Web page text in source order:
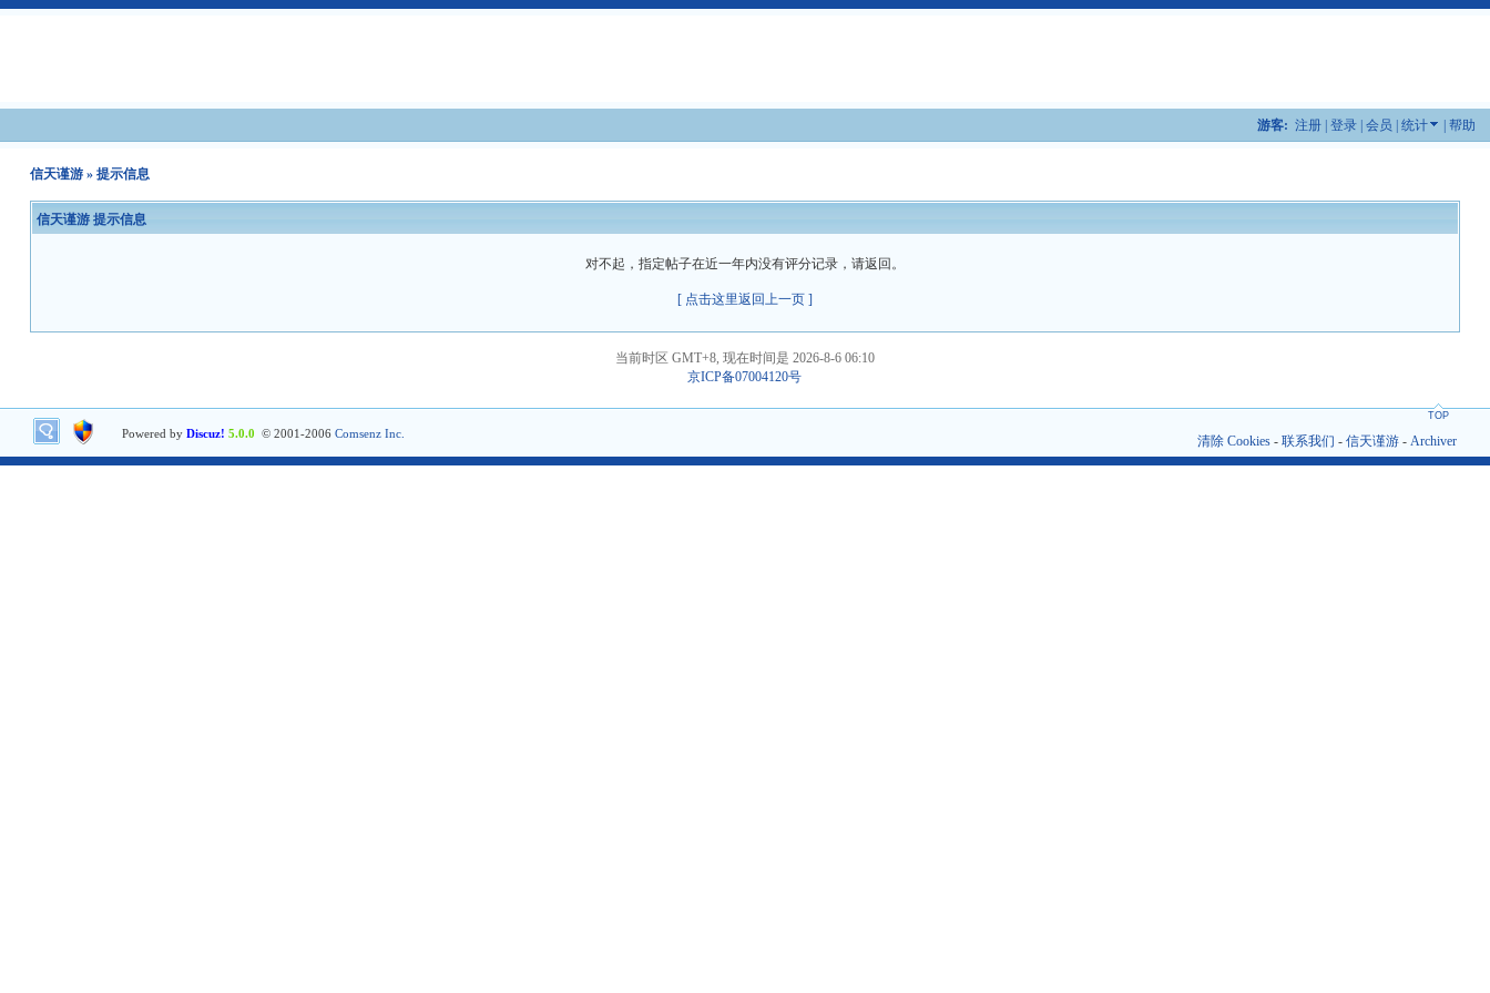
游客: 注册| 登录| 会员 统计 帮助
信天谨游» 提示信息
信天谨游 提示信息
对不起，指定帖子在近一年内没有评分记录，请返回。
[ 点击这里返回上一页 ]
当前时区 GMT+8, 现在时间是 2026-8-6 06:10
京ICP备07004120号
Powered by Discuz! 5.0.0 © 2001-2006 Comsenz Inc.
TOP
清除 Cookies - 联系我们 - 信天谨游 - Archiver